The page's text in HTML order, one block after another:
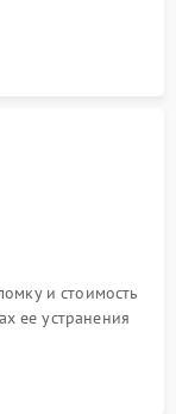
и стоимость
ее устранения